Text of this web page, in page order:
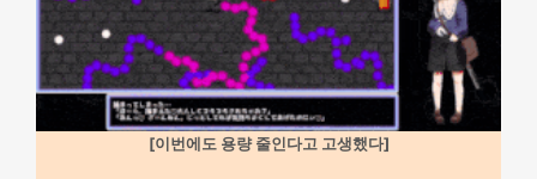
[이번에도 용량 줄인다고 고생했다]